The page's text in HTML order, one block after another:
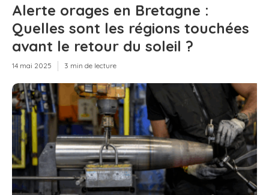
Alerte orages en Bretagne :
Quelles sont les régions touchées
avant le retour du soleil ?
14 mai 2025 3 min de lecture